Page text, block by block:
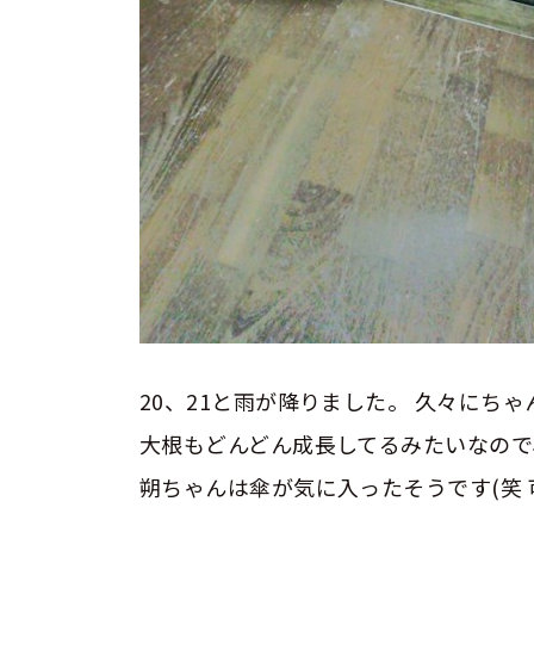
20、21と雨が降りました。 久々にち
大根もどんどん成長してるみたいなの
朔ちゃんは傘が気に入ったそうです(